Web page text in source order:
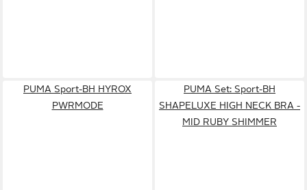
PUMA Sport-BH HYROX
PWRMODE
PUMA Set: Sport-BH
SHAPELUXE HIGH NECK BRA -
MID RUBY SHIMMER